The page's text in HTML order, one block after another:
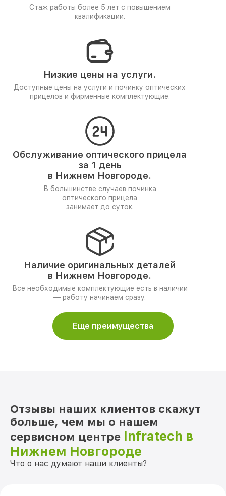
Стаж работы более 5 лет с повышением
квалификации.
Низкие цены на услуги.
Доступные цены на услуги и починку оптических
прицелов и фирменные комплектующие.
Обслуживание оптического прицела
за 1 день
в Нижнем Новгороде.
В большинстве случаев починка
оптического прицела
занимает до суток.
Наличие оригинальных деталей
в Нижнем Новгороде.
Все необходимые комплектующие есть в наличии
— работу начинаем сразу.
Еще преимущества
Отзывы наших клиентов скажут
больше, чем мы о нашем
сервисном центре Infratech в
Нижнем Новгороде
Что о нас думают наши клиенты?